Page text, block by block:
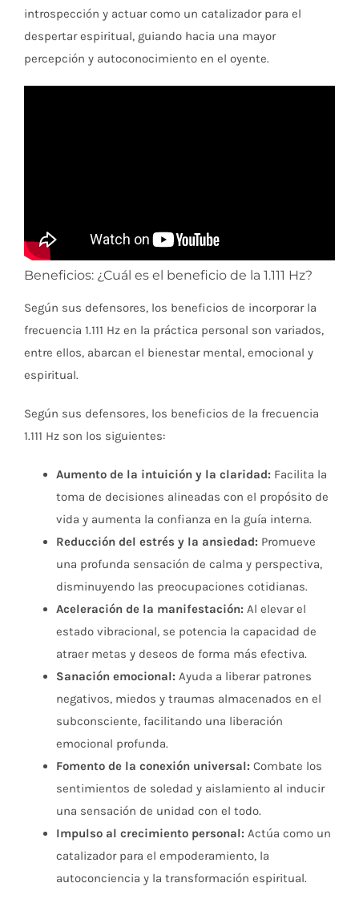
introspección y actuar como un catalizador para el
despertar espiritual, guiando hacia una mayor
percepción y autoconocimiento en el oyente.
Beneficios: ¿Cuál es el beneficio de la 1.111 Hz?
Según sus defensores, los beneficios de incorporar la
frecuencia 1.111 Hz en la práctica personal son variados,
entre ellos, abarcan el bienestar mental, emocional y
espiritual.
Según sus defensores, los beneficios de la frecuencia
1.111 Hz son los siguientes:
Aumento de la intuición y la claridad: Facilita la
toma de decisiones alineadas con el propósito de
vida y aumenta la confianza en la guía interna.
Reducción del estrés y la ansiedad: Promueve
una profunda sensación de calma y perspectiva,
disminuyendo las preocupaciones cotidianas.
Aceleración de la manifestación: Al elevar el
estado vibracional, se potencia la capacidad de
atraer metas y deseos de forma más efectiva.
Sanación emocional: Ayuda a liberar patrones
negativos, miedos y traumas almacenados en el
subconsciente, facilitando una liberación
emocional profunda.
Fomento de la conexión universal: Combate los
sentimientos de soledad y aislamiento al inducir
una sensación de unidad con el todo.
Impulso al crecimiento personal: Actúa como un
catalizador para el empoderamiento, la
autoconciencia y la transformación espiritual.